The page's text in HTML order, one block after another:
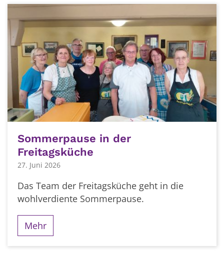
Sommerpause in der
Freitagsküche
27. Juni 2026
Das Team der Freitagsküche geht in die
wohlverdiente Sommerpause.
Mehr